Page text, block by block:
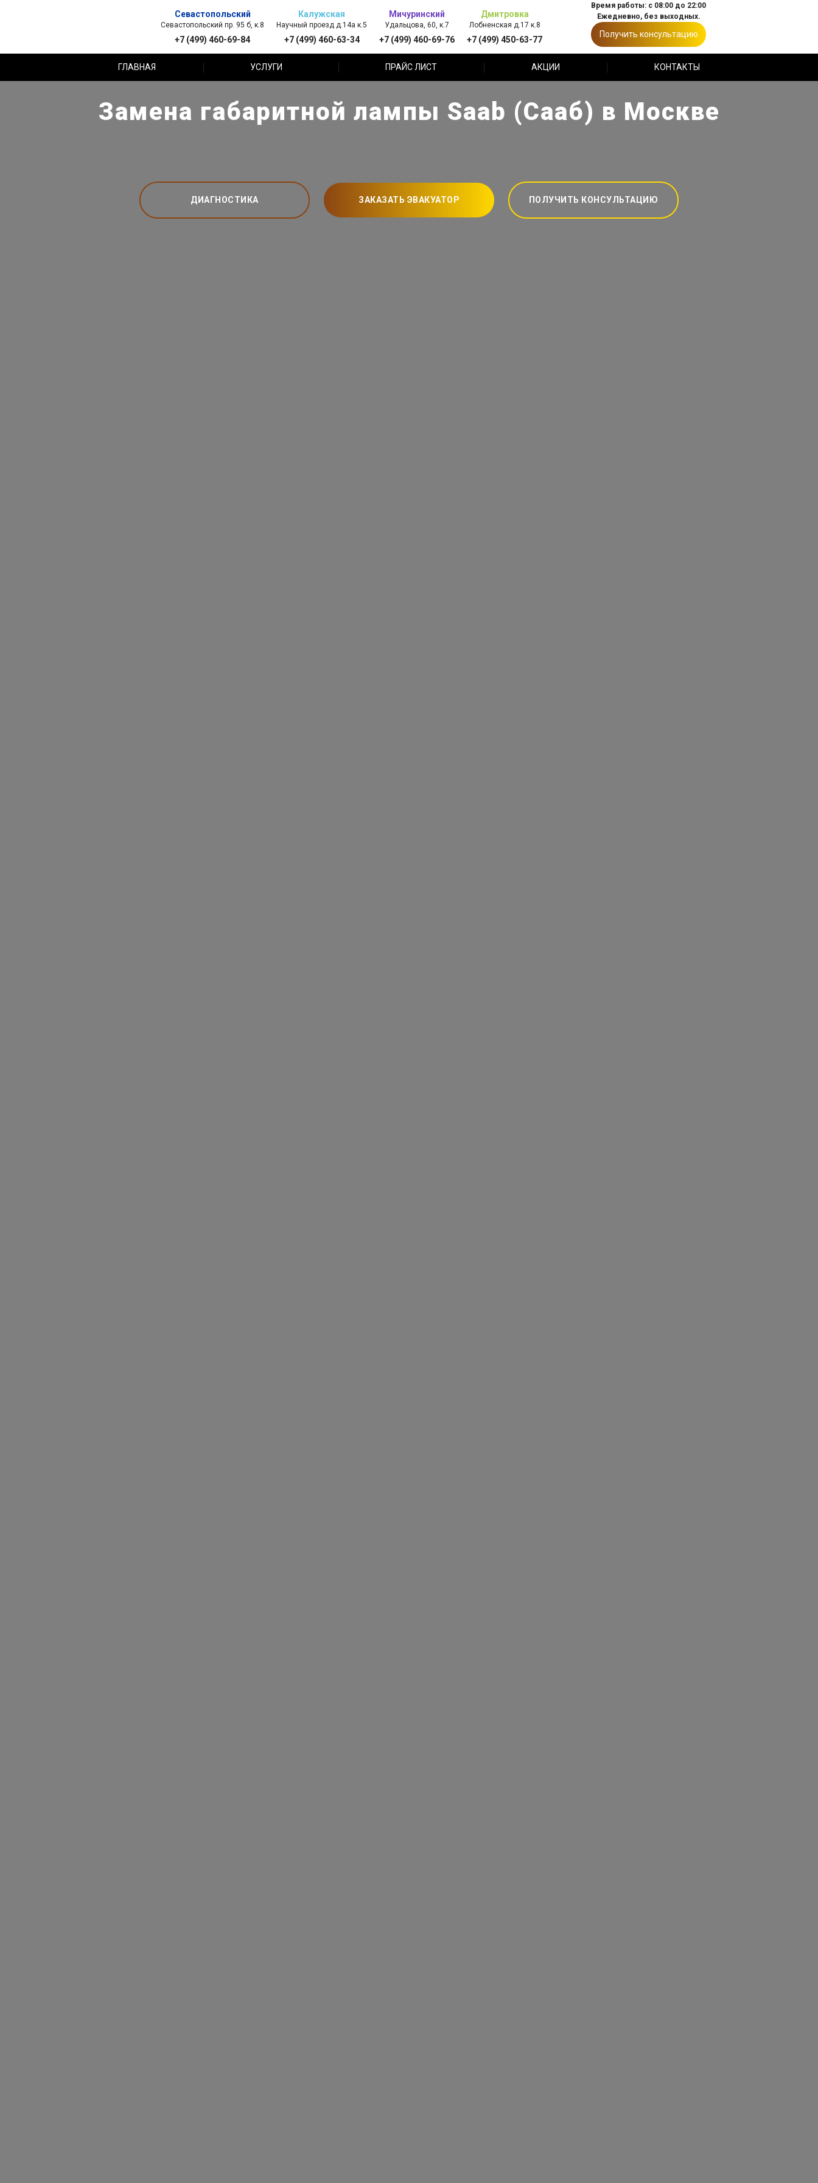
Севастопольский
Севастопольский пр. 95 б, к.8
+7 (499) 460-69-84
Калужская
Научный проезд д.14а к.5
+7 (499) 460-63-34
Мичуринский
Удальцова, 60, к.7
+7 (499) 460-69-76
Дмитровка
Лобненская д.17 к.8
+7 (499) 450-63-77
Время работы: с 08:00 до 22:00
Ежедневно, без выходных.
Получить консультацию
ГЛАВНАЯ УСЛУГИ ПРАЙС ЛИСТ АКЦИИ КОНТАКТЫ
Замена габаритной лампы Saab (Сааб) в Москве
ДИАГНОСТИКА ЗАКАЗАТЬ ЭВАКУАТОР ПОЛУЧИТЬ КОНСУЛЬТАЦИЮ